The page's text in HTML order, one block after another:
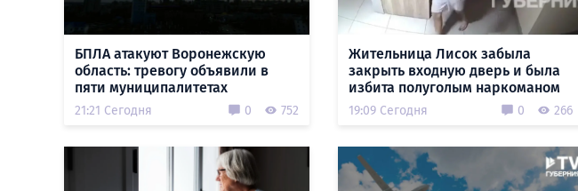
БПЛА атакуют Воронежскую
область: тревогу объявили в
пяти муниципалитетах
21:21 Сегодня 0 752
Жительница Лисок забыла
закрыть входную дверь и была
избита полуголым наркоманом
19:09 Сегодня 0 266